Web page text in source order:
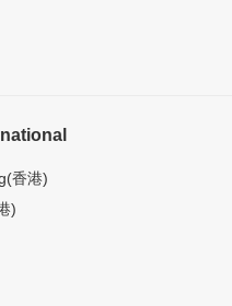
香港)
)